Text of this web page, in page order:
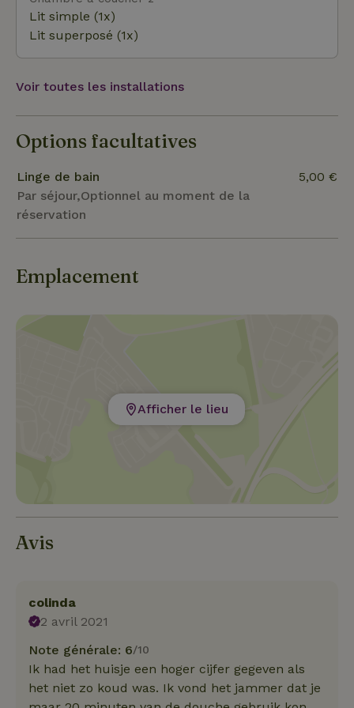
Lit simple (1x)
Lit superposé (1x)
Voir toutes les installations
Options facultatives
Linge de bain
Par séjour,Optionnel au moment de la
réservation
5,00 €
Emplacement
Afficher le lieu
Avis
colinda
2 avril 2021
Note générale: 6/10
Ik had het huisje een hoger cijfer gegeven als
het niet zo koud was. Ik vond het jammer dat je